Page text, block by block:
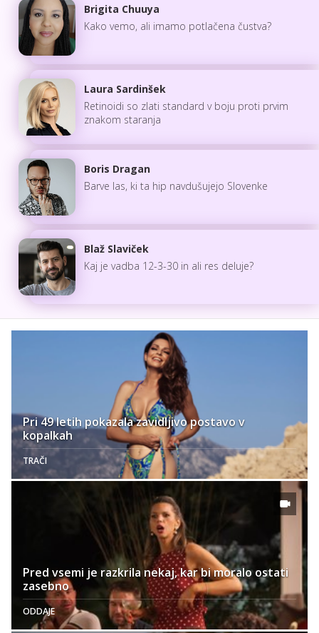
Brigita Chuuya
Kako vemo, ali imamo potlačena čustva?
Laura Sardinšek
Retinoidi so zlati standard v boju proti prvim
znakom staranja
Boris Dragan
Barve las, ki ta hip navdušujejo Slovenke
Blaž Slaviček
Kaj je vadba 12-3-30 in ali res deluje?
Pri 49 letih pokazala zavidljivo postavo v
kopalkah
TRAČI
Pred vsemi je razkrila nekaj, kar bi moralo ostati
zasebno
ODDAJE